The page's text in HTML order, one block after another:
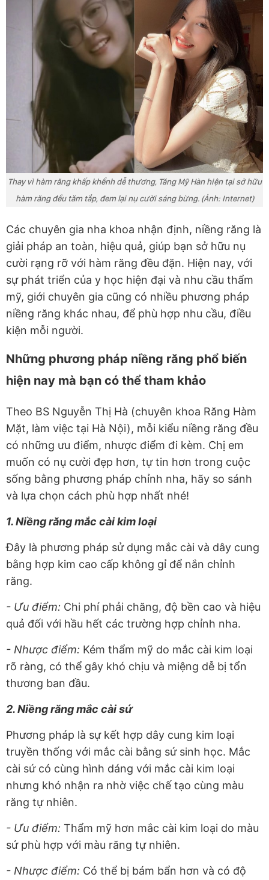
Thay vì hàm răng khấp khểnh dễ thương, Tăng Mỹ Hàn hiện tại sở hữu
hàm răng đều tăm tắp, đem lại nụ cười sáng bừng. (Ảnh: Internet)
Các chuyên gia nha khoa nhận định, niềng răng là
giải pháp an toàn, hiệu quả, giúp bạn sở hữu nụ
cười rạng rỡ với hàm răng đều đặn. Hiện nay, với
sự phát triển của y học hiện đại và nhu cầu thẩm
mỹ, giới chuyên gia cũng có nhiều phương pháp
niềng răng khác nhau, để phù hợp nhu cầu, điều
kiện mỗi người.
Những phương pháp niềng răng phổ biến
hiện nay mà bạn có thể tham khảo
Theo BS Nguyễn Thị Hà (chuyên khoa Răng Hàm
Mặt, làm việc tại Hà Nội), mỗi kiểu niềng răng đều
có những ưu điểm, nhược điểm đi kèm. Chị em
muốn có nụ cười đẹp hơn, tự tin hơn trong cuộc
sống bằng phương pháp chỉnh nha, hãy so sánh
và lựa chọn cách phù hợp nhất nhé!
1. Niềng răng mắc cài kim loại
Đây là phương pháp sử dụng mắc cài và dây cung
bằng hợp kim cao cấp không gỉ để nắn chỉnh
răng.
- Ưu điểm: Chi phí phải chăng, độ bền cao và hiệu
quả đối với hầu hết các trường hợp chỉnh nha.
- Nhược điểm: Kém thẩm mỹ do mắc cài kim loại
rõ ràng, có thể gây khó chịu và miệng dễ bị tổn
thương ban đầu.
2. Niềng răng mắc cài sứ
Phương pháp là sự kết hợp dây cung kim loại
truyền thống với mắc cài bằng sứ sinh học. Mắc
cài sứ có cùng hình dáng với mắc cài kim loại
nhưng khó nhận ra nhờ việc chế tạo cùng màu
răng tự nhiên.
- Ưu điểm: Thẩm mỹ hơn mắc cài kim loại do màu
sứ phù hợp với màu răng tự nhiên.
- Nhược điểm: Có thể bị bám bẩn hơn và có độ